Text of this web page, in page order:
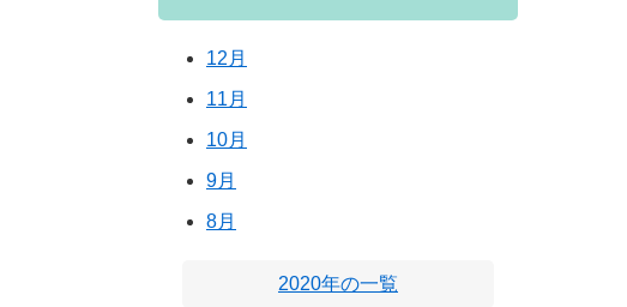
12月
11月
10月
9月
8月
2020年の一覧